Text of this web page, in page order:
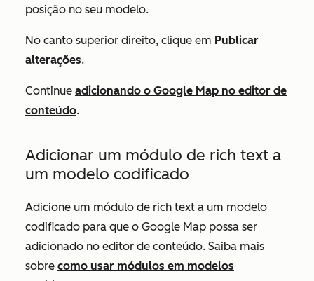
posição no seu modelo.
No canto superior direito, clique em Publicar
alterações.
Continue adicionando o Google Map no editor de
conteúdo.
Adicionar um módulo de rich text a
um modelo codificado
Adicione um módulo de rich text a um modelo
codificado para que o Google Map possa ser
adicionado no editor de conteúdo. Saiba mais
sobre como usar módulos em modelos